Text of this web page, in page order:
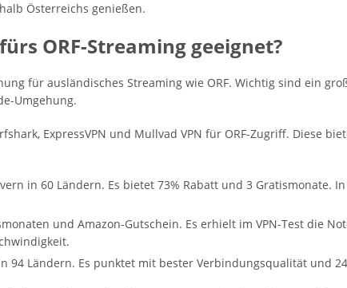
Österreichs genießen.
ORF-Streaming geeignet?
für ausländisches Streaming wie ORF. Wichtig sind ein
Umgehung.
ExpressVPN und Mullvad VPN für ORF-Zugriff. Diese
in 60 Ländern. Es bietet 73% Rabatt und 3 Gratismonate.
und Amazon-Gutschein. Es erhielt im VPN-Test die
94 Ländern. Es punktet mit bester Verbindungsqualität und